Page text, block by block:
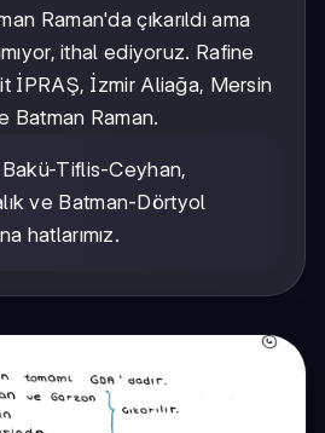
Raman'da çıkarıldı ama
ithal ediyoruz. Rafine
İPRAŞ, İzmir Aliağa, Mersin
Batman Raman.
Bakü-Tiflis-Ceyhan,
ve Batman-Dörtyol
hatlarımız.